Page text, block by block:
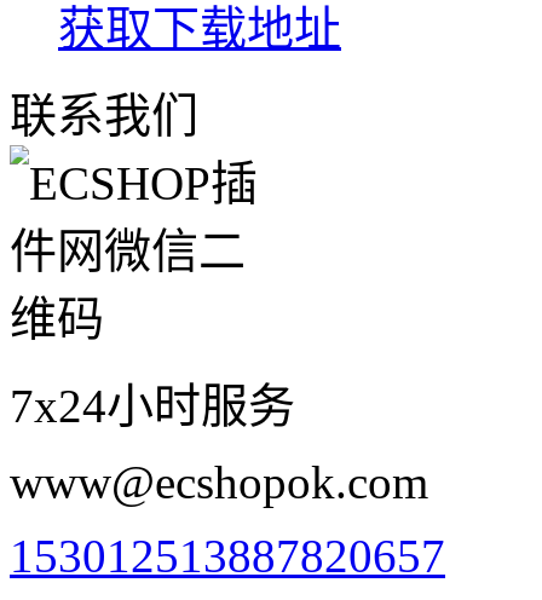
获取下载地址
联系我们
7x24小时服务
www@ecshopok.com
153012513887820657